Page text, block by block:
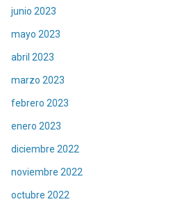
junio 2023
mayo 2023
abril 2023
marzo 2023
febrero 2023
enero 2023
diciembre 2022
noviembre 2022
octubre 2022